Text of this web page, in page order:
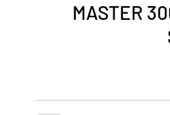
קוצץ חשמלי – 300 MASTER